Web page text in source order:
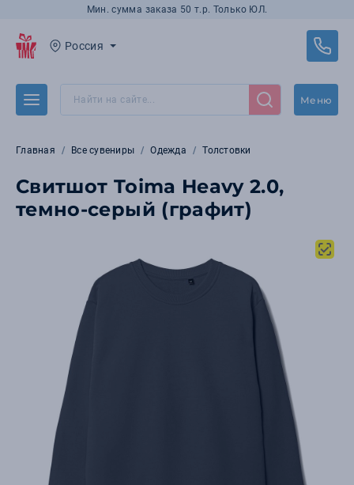
Мин. сумма заказа 50 т.р. Только ЮЛ.
Россия
Меню
Главная Все сувениры Одежда Толстовки
Свитшот Toima Heavy 2.0,
темно-серый (графит)